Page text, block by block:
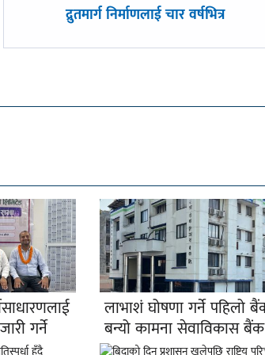
अघिल्लाे
द्रुतमार्ग निर्माणलाई चार वर्षभित्र
गर्ने
लाभाशं घोषणा गर्ने पहिलो
बन्यो कामना सेवाविकास बैंक